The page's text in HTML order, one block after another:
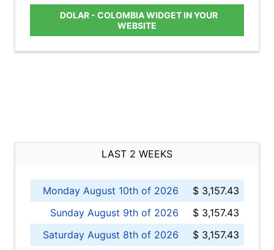
DOLAR - COLOMBIA WIDGET IN YOUR
WEBSITE
LAST 2 WEEKS
Monday August 10th of 2026
$ 3,157.43
Sunday August 9th of 2026
$ 3,157.43
Saturday August 8th of 2026
$ 3,157.43